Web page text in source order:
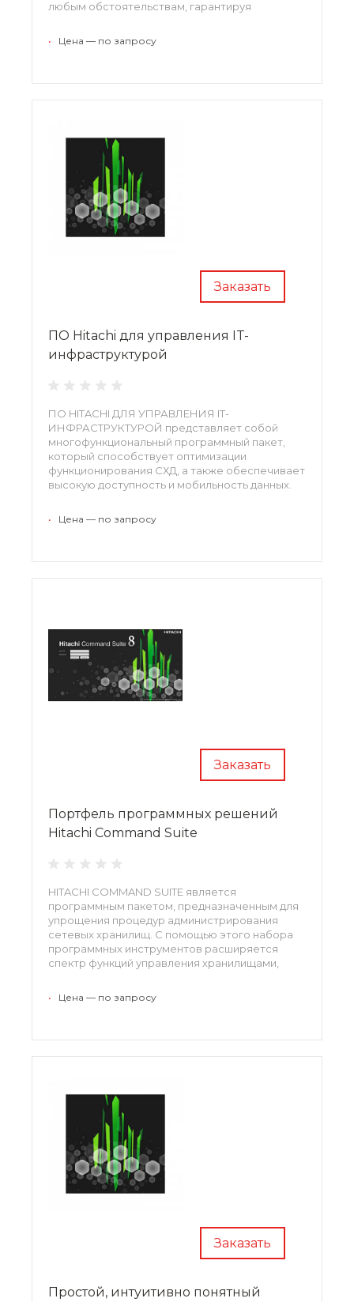
любым обстоятельствам, гарантируя
условия для эффективного хранения любой
• Цена — по запросу
Заказать
ПО Hitachi для управления IT-
инфраструктурой
ПО HITACHI ДЛЯ УПРАВЛЕНИЯ IT-
ИНФРАСТРУКТУРОЙ представляет собой
многофункциональный программный пакет,
который способствует оптимизации
функционирования СХД, а также обеспечивает
высокую доступность и мобильность данных.
и настройку софта в кратчайшие сроки.
• Цена — по запросу
Заказать
Портфель программных решений
Hitachi Command Suite
HITACHI COMMAND SUITE является
программным пакетом, предназначенным для
упрощения процедур администрирования
сетевых хранилищ. С помощью этого набора
программных инструментов расширяется
спектр функций управления хранилищами,
массивами с файловой, блочной или
• Цена — по запросу
Заказать
Простой, интуитивно понятный